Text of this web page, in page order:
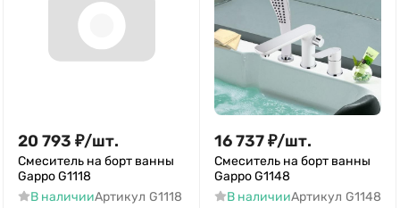
20 793 ₽/шт.
Смеситель на борт ванны
Gappo G1118
В наличииАртикул G1118
16 737₽/шт.
Смеситель на борт ванны
Gappo G1148
В наличииАртикул G1148